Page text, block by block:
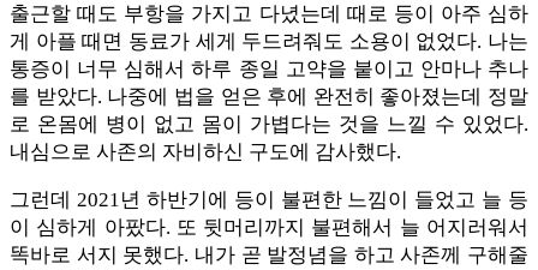
출근할 때도 부항을 가지고 다녔는데 때로 등이 아주 심하
게 아플 때면 동료가 세게 두드려줘도 소용이 없었다. 나는
통증이 너무 심해서 하루 종일 고약을 붙이고 안마나 추나
를 받았다. 나중에 법을 얻은 후에 완전히 좋아졌는데 정말
로 온몸에 병이 없고 몸이 가볍다는 것을 느낄 수 있었다.
내심으로 사존의 자비하신 구도에 감사했다.
그런데 2021년 하반기에 등이 불편한 느낌이 들었고 늘 등
이 심하게 아팠다. 또 뒷머리까지 불편해서 늘 어지러워서
똑바로 서지 못했다. 내가 곧 발정념을 하고 사존께 구해줄